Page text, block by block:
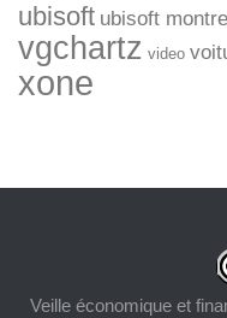
ubisoft ubisoft
vgchartz video
xone
Veille économique et